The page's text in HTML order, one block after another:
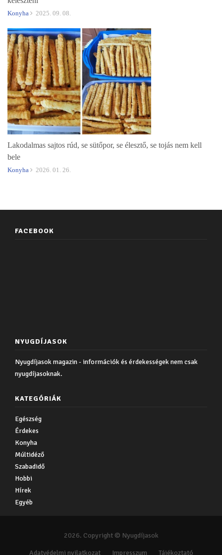
Konyha 2025. 09. 08.
Lakodalmas sajtos rúd, se sütőpor, se élesztő, se tojás nem kell
bele
Konyha 2026. 01. 26.
FACEBOOK
NYUGDÍJASOK
Nyugdíjasok magazin - információk és érdekességek nem csak
nyugdíjasoknak.
KATEGÓRIÁK
Egészség
Érdekes
Konyha
Múltidéző
Szabadidő
Hobbi
Hírek
Egyéb
2026. Copyright © Nyugdíjasok
Adatvédelmi nyilatkozat Impresszum Tájékoztató